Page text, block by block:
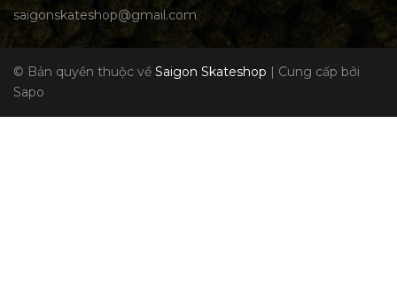
saigonskateshop@gmail.com
© Bản quyền thuộc về Saigon Skateshop | Cung cấp bởi
Sapo